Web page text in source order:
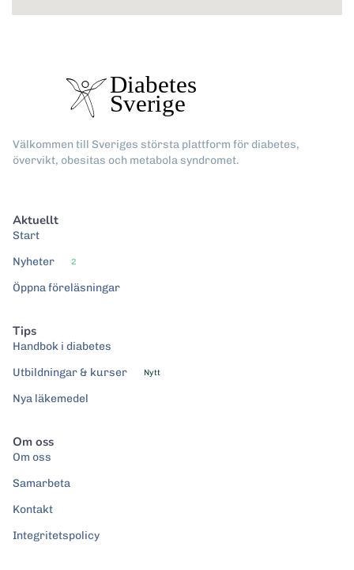
Välkommen till Sveriges största plattform för diabetes,
övervikt, obesitas och metabola syndromet.
Aktuellt
Start
Nyheter
2
Öppna föreläsningar
Tips
Handbok i diabetes
Utbildningar & kurser
Nytt
Nya läkemedel
Om oss
Om oss
Samarbeta
Kontakt
Integritetspolicy